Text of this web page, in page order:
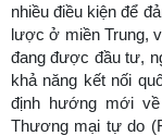
nhiều điều kiện để
lược ở miền Trung,
đang được đầu tư,
khả năng kết nối
định hướng mới
Thương mại tự do